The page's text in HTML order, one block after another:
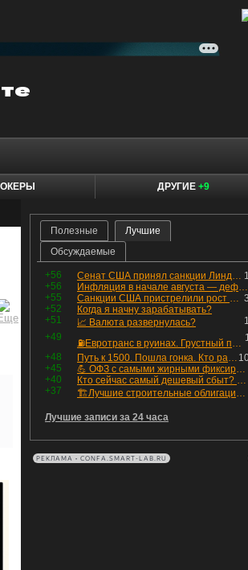
ДРУГИЕ +9
Полезные
Лучшие
Обсуждаемые
+56
Сенат США принял санкции Линдси Грэма против России
+56
Инфляция в начале августа — дефляция из-за топлива и плодоовощной корзины, но услуги продолжают дорожать, а рубль начал ослабевать.
+55
Санкции США пристрелили рост акций в России
+52
Когда я начну зарабатывать?
+51
📈 Валюта развернулась?
+49
⛽️Евротранс в руинах. Грустный пост😶😞 Что изменилось в облигациях?
+48
Путь к 1500. Пошла гонка. Кто раньше продаст.
+45
💪 ОФЗ с самыми жирными фиксированными купонами
+40
Кто сейчас самый дешевый сбыт? Сводный пост по сбытовым компаниям по отчетам РСБУ за Q2 26г.
+37
🏗Лучшие строительные облигации первого эшелона
Лучшие записи за 24 часа
РЕКЛАМА • CONFA.SMART-LAB.RU